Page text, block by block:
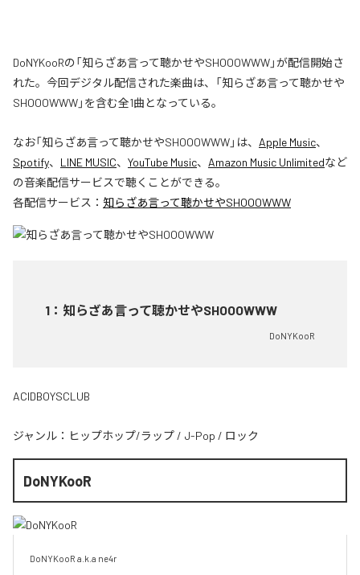
DoNYKooRの「知らざあ言って聴かせやSHOOOWWW」が配信開始さ
れた。今回デジタル配信された楽曲は、「知らざあ言って聴かせや
SHOOOWWW」を含む全1曲となっている。
なお「知らざあ言って聴かせやSHOOOWWW」は、 Apple Music、
Spotify、 LINE MUSIC、 YouTube Music、 Amazon Music Unlimitedなど
の音楽配信サービスで聴くことができる。
各配信サービス： 知らざあ言って聴かせやSHOOOWWW
1 ： 知らざあ言って聴かせやSHOOOWWW
DoNYKooR
ACIDBOYSCLUB
ジャンル： ヒップホップ/ラップ / J-Pop / ロック
DoNYKooR
DoNYKooR a.k.a ne4r